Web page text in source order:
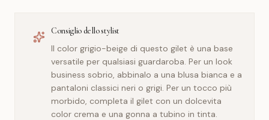
Consiglio dello stylist
Il color grigio-beige di questo gilet è una base
versatile per qualsiasi guardaroba. Per un look
business sobrio, abbinalo a una blusa bianca e a
pantaloni classici neri o grigi. Per un tocco più
morbido, completa il gilet con un dolcevita
color crema e una gonna a tubino in tinta.